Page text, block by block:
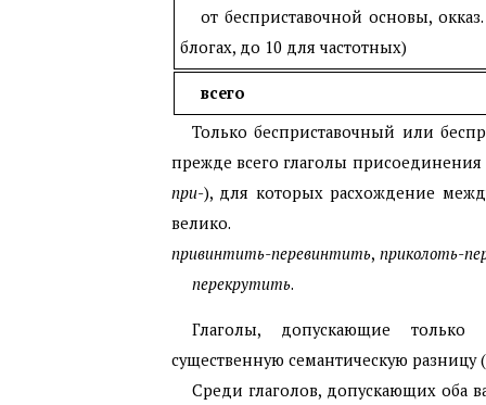
от бесприставочной основы,
блогах, до 10 для частотных)
всего
Только бесприставочный или
прежде всего глаголы присоединения
при-), для которых расхождение
велико.
привинтить-перевинтить, приколоть-
перекрутить.
Глаголы, допускающие только
существенную семантическую разницу
Среди глаголов, допускающих оба